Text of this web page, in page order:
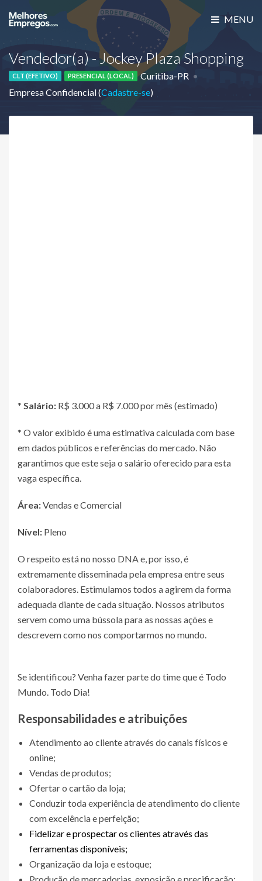
MENU
Vendedor(a) - Jockey Plaza Shopping
CLT (EFETIVO) PRESENCIAL (LOCAL)
Curitiba-PR
Empresa Confidencial (Cadastre-se)
* Salário: R$ 3.000 a R$ 7.000 por mês (estimado)
* O valor exibido é uma estimativa calculada com base
em dados públicos e referências do mercado. Não
garantimos que este seja o salário oferecido para esta
vaga específica.
Área:Vendas e Comercial
Nível: Pleno
O respeito está no nosso DNA e, por isso, é
extremamente disseminada pela empresa entre seus
colaboradores. Estimulamos todos a agirem da forma
adequada diante de cada situação. Nossos atributos
servem como uma bússola para as nossas ações e
descrevem como nos comportarmos no mundo.
Se identificou? Venha fazer parte do time que é Todo
Mundo. Todo Dia!
Responsabilidades e atribuições
Atendimento ao cliente através do canais físicos e
online;
Vendas de produtos;
Ofertar o cartão da loja;
Conduzir toda experiência de atendimento do cliente
com excelência e perfeição;
Fidelizar e prospectar os clientes através das
ferramentas disponíveis;
Organização da loja e estoque;